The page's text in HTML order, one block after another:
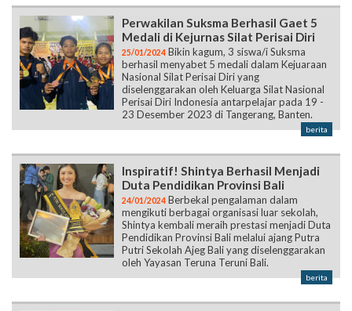
Perwakilan Suksma Berhasil Gaet 5
Medali di Kejurnas Silat Perisai Diri
25/01/2024 Bikin kagum, 3 siswa/i Suksma
berhasil menyabet 5 medali dalam Kejuaraan
Nasional Silat Perisai Diri yang
diselenggarakan oleh Keluarga Silat Nasional
Perisai Diri Indonesia antarpelajar pada 19 -
23 Desember 2023 di Tangerang, Banten.
berita
Inspiratif! Shintya Berhasil Menjadi
Duta Pendidikan Provinsi Bali
24/01/2024 Berbekal pengalaman dalam
mengikuti berbagai organisasi luar sekolah,
Shintya kembali meraih prestasi menjadi Duta
Pendidikan Provinsi Bali melalui ajang Putra
Putri Sekolah Ajeg Bali yang diselenggarakan
oleh Yayasan Teruna Teruni Bali.
berita